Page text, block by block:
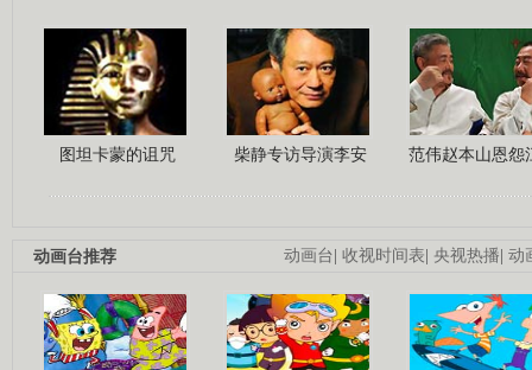
图坦卡蒙的诅咒 柴静专访导演李安 范伟赵本山恩怨
动画台| 收视时间表| 央视热播| 动
动画台推荐